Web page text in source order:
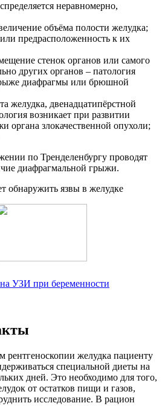
неравномерно,
объёма полости желудка;
предрасположенность к их
стенок органов или самого
других органов – патология
диафрагмы или брюшной
желудка, двенадцатипёрстной
возникает при развитии
органа злокачественной опухоли;
по Тренделенбургу проводят
диафрагмальной грыжи.
обнаружить язвы в желудке
на УЗИ при беременности
рентгеноскопии желудка пациенту
специальной диеты на
дней. Это необходимо для того,
от остатков пищи и газов,
исследование. В рацион